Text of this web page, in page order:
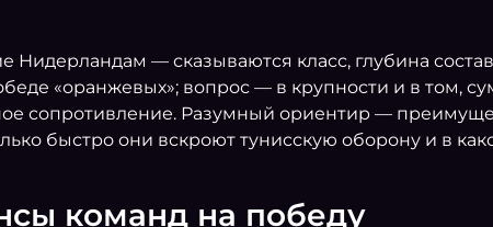
Нидерландам — сказываются класс, глубина
«оранжевых»; вопрос — в крупности и в том,
сопротивление. Разумный ориентир —
быстро они вскроют тунисскую оборону и в
команд на победу